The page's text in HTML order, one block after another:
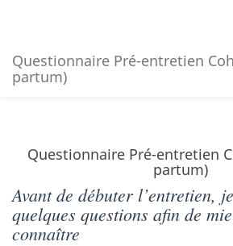
Questionnaire Pré-entretien
partum)
Questionnaire Pré-entretien
partum)
Avant de débuter l’entretien,
quelques questions afin de
connaître